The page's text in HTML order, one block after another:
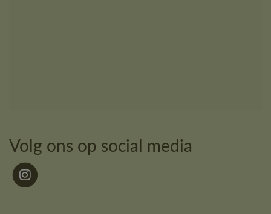
Volg ons op social media